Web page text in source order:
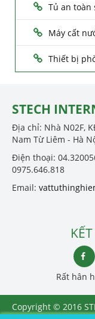
Tủ an toàn
Máy cất
Thiết bị
STECH
Địa chỉ: Nhà N02F,
Nam Từ Liêm - Hà
Điện thoại:
0975.646.818
Email:
Rất hân
Copyright © 2016